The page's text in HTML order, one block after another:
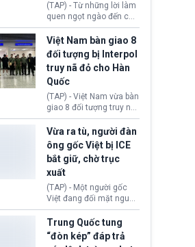
(TAP) - Từ những lời làm
quen ngọt ngào đến các
“sàn vàng ảo”, bất động
sản trực tuyến cùng
đường dây đánh bạc quy
mô lớn, hai tổ chức tội
phạm xuyên quốc gia đã
dựng lên mạng lưới hoạt
động tại Việt Nam và
Lào, lôi kéo hàng nghìn
người tham gia, luân
chuyển dòng tiền qua
nhiều lớp tài khoản. Sau
hơn 2 tuần phối hợp truy
xét, lực lượng chức năng
hai nước đã bắt giữ 171
Việt Nam bàn giao 8
đối tượng bị Interpol
truy nã đỏ cho Hàn
Quốc
(TAP) - Việt Nam vừa bàn
giao 8 đối tượng truy nã
đỏ Interpol cho lực lượng
chức năng Hàn Quốc.
Nhóm này bị xác định
lừa đảo 619 nạn nhân,
chiếm đoạt hơn 17,7 tỷ
KRW.
Vừa ra tù, người đàn
ông gốc Việt bị ICE
bắt giữ, chờ trục
xuất
(TAP) - Một người gốc
Việt đang đối mặt nguy
cơ bị trục xuất khỏi Hoa
Kỳ sau khi đã chấp hành
xong bản án liên quan
đến tội ác từ hơn 30
Trung Quốc tung
“đòn kép” đáp trả